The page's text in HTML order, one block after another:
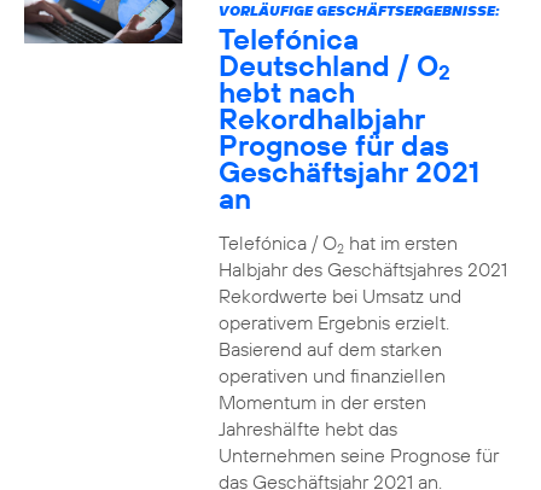
VORLÄUFIGE GESCHÄFTSERGEBNISSE:
Telefónica
Deutschland / O2
hebt nach
Rekordhalbjahr
Prognose für das
Geschäftsjahr 2021
an
Telefónica / O2hat im ersten
Halbjahr des Geschäftsjahres 2021
Rekordwerte bei Umsatz und
operativem Ergebnis erzielt.
Basierend auf dem starken
operativen und finanziellen
Momentum in der ersten
Jahreshälfte hebt das
Unternehmen seine Prognose für
das Geschäftsjahr 2021 an.